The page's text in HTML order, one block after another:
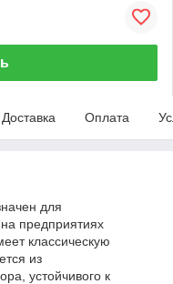
Доставка Оплата
для
предприятиях
классическую
из
устойчивого к